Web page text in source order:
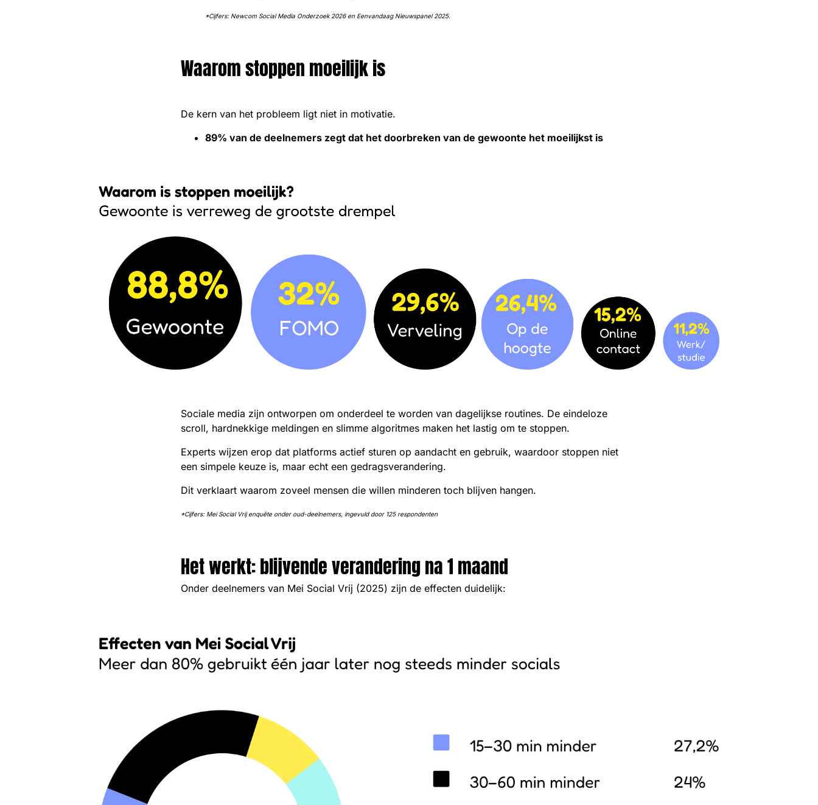
*Cijfers: Newcom Social Media Onderzoek 2026 en Eenvandaag Nieuwspanel 2025.
Waarom stoppen moeilijk is
De kern van het probleem ligt niet in motivatie.
89% van de deelnemers zegt dat het doorbreken van de gewoonte het moeilijkst is
Sociale media zijn ontworpen om onderdeel te worden van dagelijkse routines. De eindeloze
scroll, hardnekkige meldingen en slimme algoritmes maken het lastig om te stoppen.
Experts wijzen erop dat platforms actief sturen op aandacht en gebruik, waardoor stoppen niet
een simpele keuze is, maar echt een gedragsverandering.
Dit verklaart waarom zoveel mensen die willen minderen toch blijven hangen.
*Cijfers: Mei Social Vrij enquête onder oud-deelnemers, ingevuld door 125 respondenten
Het werkt: blijvende verandering na 1 maand
Onder deelnemers van Mei Social Vrij (2025) zijn de effecten duidelijk: